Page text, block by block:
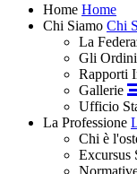
Home Home
Chi Siamo Chi
La
Gli Ordini
Rapporti
Gallerie
Ufficio
La Professione
Chi è
Excursus